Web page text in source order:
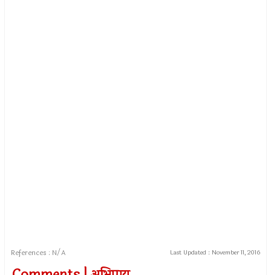
References : N/A Last Updated : November 11, 2016